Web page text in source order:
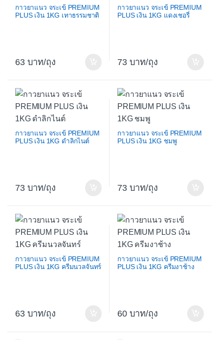
กาวยาแนว จระเข้ PREMIUM
PLUS เงิน 1KG เทาธรรมชาติ
63 /ถุง
กาวยาแนว จระเข้ PREMIUM
PLUS เงิน 1KG แดงเชอรี่
73 /ถุง
กาวยาแนว จระเข้ PREMIUM
PLUS เงิน 1KG ดำลิกไนต์
73 /ถุง
กาวยาแนว จระเข้ PREMIUM
PLUS เงิน 1KG ชมพู
73 /ถุง
กาวยาแนว จระเข้ PREMIUM
PLUS เงิน 1KG ครีมนวลจันทร์
63 /ถุง
กาวยาแนว จระเข้ PREMIUM
PLUS เงิน 1KG ครีมงาช้าง
60 /ถุง